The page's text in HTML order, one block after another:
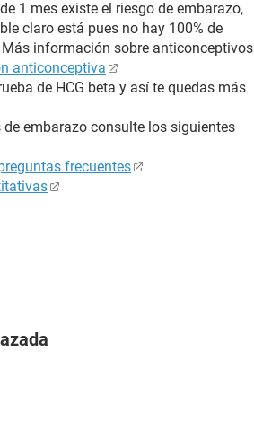
1 mes existe el riesgo de embarazo,
claro está pues no hay 100% de
información sobre anticonceptivos
anticonceptiva
de HCG beta y así te quedas más
embarazo consulte los siguientes
frecuentes